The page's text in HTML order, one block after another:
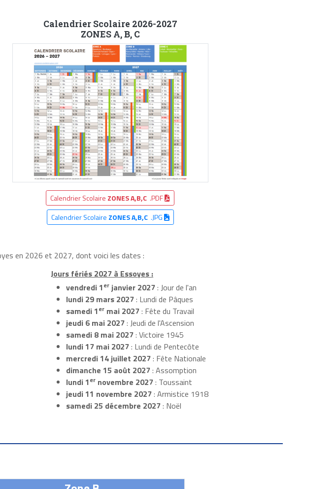
Calendrier Scolaire 2026-2027
ZONES A, B, C
Calendrier Scolaire ZONES A,B,C .PDF
Calendrier Scolaire ZONES A,B,C.JPG
en 2026 et 2027, dont voici les dates :
Jours fériés 2027 à Essoyes :
vendredi 1erjanvier 2027: Jour de l'an
lundi 29 mars 2027: Lundi de Pâques
samedi 1ermai 2027: Fête du Travail
jeudi 6 mai 2027: Jeudi de l'Ascension
samedi 8 mai 2027: Victoire 1945
lundi 17 mai 2027: Lundi de Pentecôte
mercredi 14 juillet 2027: Fête Nationale
dimanche 15 août 2027: Assomption
lundi 1ernovembre 2027: Toussaint
jeudi 11 novembre 2027: Armistice 1918
samedi 25 décembre 2027: Noël